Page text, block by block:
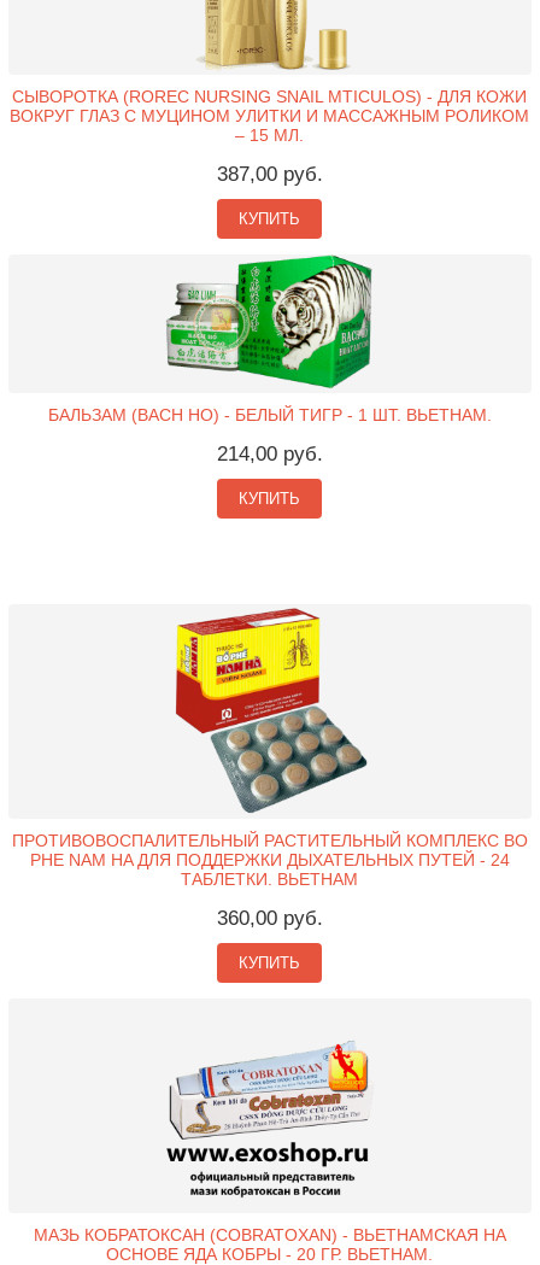
СЫВОРОТКА (ROREC NURSING SNAIL MTICULOS) - ДЛЯ КОЖИ
ВОКРУГ ГЛАЗ С МУЦИНОМ УЛИТКИ И МАССАЖНЫМ РОЛИКОМ
– 15 МЛ.
387,00 руб.
КУПИТЬ
БАЛЬЗАМ (BACH HO) - БЕЛЫЙ ТИГР - 1 ШТ. ВЬЕТНАМ.
214,00 руб.
КУПИТЬ
ПРОТИВОВОСПАЛИТЕЛЬНЫЙ РАСТИТЕЛЬНЫЙ КОМПЛЕКС BO
PHE NAM HA ДЛЯ ПОДДЕРЖКИ ДЫХАТЕЛЬНЫХ ПУТЕЙ - 24
ТАБЛЕТКИ. ВЬЕТНАМ
360,00 руб.
КУПИТЬ
МАЗЬ КОБРАТОКСАН (COBRATOXAN) - ВЬЕТНАМСКАЯ НА
ОСНОВЕ ЯДА КОБРЫ - 20 ГР. ВЬЕТНАМ.